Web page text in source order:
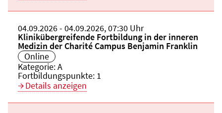
Beginn:
04.09.2026Ende und Anfangszeit:
- 04.09.2026,07:30 Uhr
Veranstaltungstitel:
Klinikübergreifende Fortbildung in der inneren
Medizin der Charité Campus Benjamin Franklin
Veranstaltungsort:
Online
Kategorie:A
Fortbildungspunkte: 1
Details anzeigen